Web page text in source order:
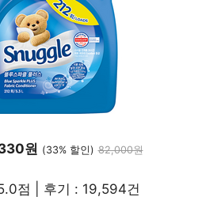
원 (33% 할인) 82,000원
점 | 후기 : 19,594건